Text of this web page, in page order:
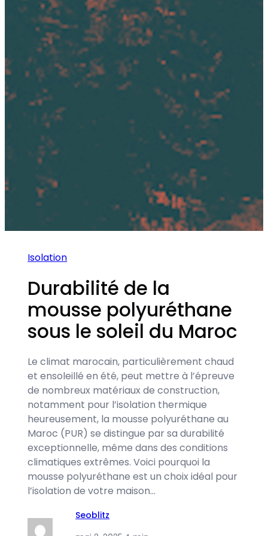
Isolation
Durabilité de la
mousse polyuréthane
sous le soleil du Maroc
Le climat marocain, particulièrement chaud
et ensoleillé en été, peut mettre à l’épreuve
de nombreux matériaux de construction,
notamment pour l’isolation thermique
heureusement, la mousse polyuréthane au
Maroc (PUR) se distingue par sa durabilité
exceptionnelle, même dans des conditions
climatiques extrêmes. Voici pourquoi la
mousse polyuréthane est un choix idéal pour
l’isolation de votre maison…
Seoblitz